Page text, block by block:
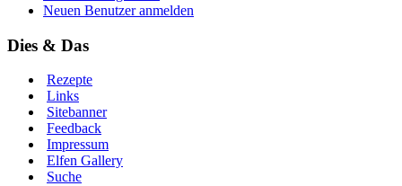
Neuen Benutzer anmelden
Dies & Das
Rezepte
Links
Sitebanner
Feedback
Impressum
Elfen Gallery
Suche